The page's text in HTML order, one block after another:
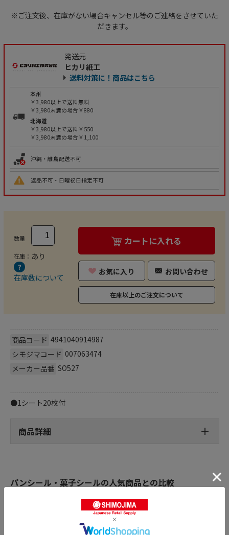
※ご注文後、在庫がない場合キャンセル等のご連絡をさせていた
だきます。
発送元
ヒカリ紙工
送料対策に！商品はこちら
本州
￥3,980以上で送料無料
￥3,980未満の場合￥880
北海道
￥3,980以上で送料￥550
￥3,980未満の場合￥1,100
沖縄・離島配送不可
返品不可・日曜祝日指定不可
数量
在庫： あり
在庫数について
カートに入れる
お気に入り お問い合わせ
在庫以上のご注文について
商品コード 4941040914987
シモジマコード 007063474
メーカー品番 SO527
●1シート20枚付
商品詳細
パンシール・菓子シールの人気商品との比較